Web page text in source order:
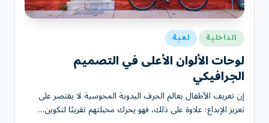
نُشر
في
الداخلية لعبة
لوحات الألوان الأعلى في التصميم
الجرافيكي
إن تعريف الأطفال بعالم الحرف اليدوية المحوسبة لا يقتصر على
تعزيز الإبداع؛ علاوة على ذلك، فهو يحرك مخيلتهم تقريبًا لتكوين…